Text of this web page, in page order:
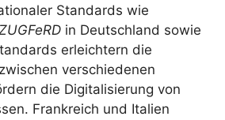
Standards wie
in Deutschland sowie
erleichtern die
verschiedenen
die Digitalisierung von
Frankreich und Italien